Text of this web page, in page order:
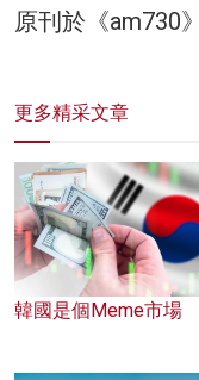
原刊於《am730
更多精采文章
韓國是個Meme市場